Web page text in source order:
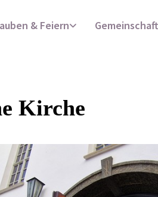
& Feiern
Kirche